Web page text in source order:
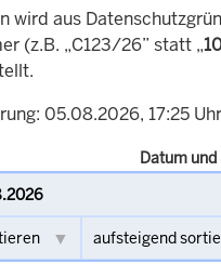
wird aus
(z.B. „C123/26” statt „
05.08.2026, 17:25 Uhr
Datum